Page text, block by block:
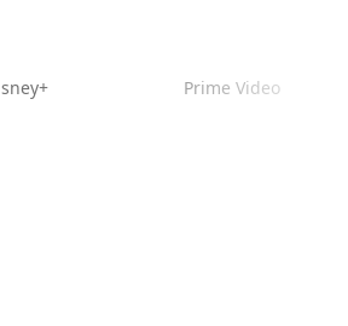
Prime Video